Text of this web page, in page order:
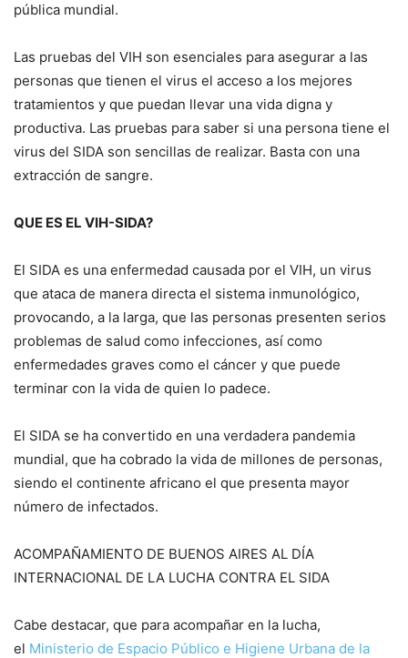
pública mundial.
Las pruebas del VIH son esenciales para asegurar a las
personas que tienen el virus el acceso a los mejores
tratamientos y que puedan llevar una vida digna y
productiva. Las pruebas para saber si una persona tiene el
virus del SIDA son sencillas de realizar. Basta con una
extracción de sangre.
QUE ES EL VIH-SIDA?
El SIDA es una enfermedad causada por el VIH, un virus
que ataca de manera directa el sistema inmunológico,
provocando, a la larga, que las personas presenten serios
problemas de salud como infecciones, así como
enfermedades graves como el cáncer y que puede
terminar con la vida de quien lo padece.
El SIDA se ha convertido en una verdadera pandemia
mundial, que ha cobrado la vida de millones de personas,
siendo el continente africano el que presenta mayor
número de infectados.
ACOMPAÑAMIENTO DE BUENOS AIRES AL DÍA
INTERNACIONAL DE LA LUCHA CONTRA EL SIDA
Cabe destacar, que para acompañar en la lucha,
el Ministerio de Espacio Público e Higiene Urbana de la